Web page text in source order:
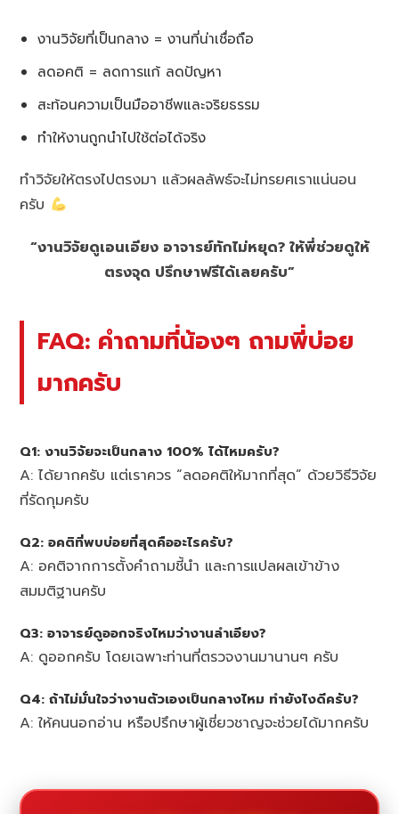
งานวิจัยที่เป็นกลาง = งานที่น่าเชื่อถือ
ลดอคติ = ลดการแก้ ลดปัญหา
สะท้อนความเป็นมืออาชีพและจริยธรรม
ทำให้งานถูกนำไปใช้ต่อได้จริง
ทำวิจัยให้ตรงไปตรงมา แล้วผลลัพธ์จะไม่ทรยศเราแน่นอน
ครับ
“งานวิจัยดูเอนเอียง อาจารย์ทักไม่หยุด? ให้พี่ช่วยดูให้
ตรงจุด ปรึกษาฟรีได้เลยครับ”
FAQ: คำถามที่น้องๆ ถามพี่บ่อย
มากครับ
Q1: งานวิจัยจะเป็นกลาง 100% ได้ไหมครับ?
A: ได้ยากครับ แต่เราควร “ลดอคติให้มากที่สุด” ด้วยวิธีวิจัย
ที่รัดกุมครับ
Q2: อคติที่พบบ่อยที่สุดคืออะไรครับ?
A: อคติจากการตั้งคำถามชี้นำ และการแปลผลเข้าข้าง
สมมติฐานครับ
Q3: อาจารย์ดูออกจริงไหมว่างานลำเอียง?
A: ดูออกครับ โดยเฉพาะท่านที่ตรวจงานมานานๆ ครับ
Q4: ถ้าไม่มั่นใจว่างานตัวเองเป็นกลางไหม ทำยังไงดีครับ?
A: ให้คนนอกอ่าน หรือปรึกษาผู้เชี่ยวชาญจะช่วยได้มากครับ